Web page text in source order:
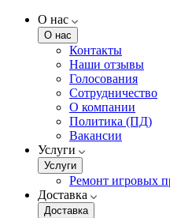
О нас
О нас
Контакты
Наши отзывы
Голосования
Сотрудничество
О компании
Политика (ПД)
Вакансии
Услуги
Услуги
Ремонт игровых
Доставка
Доставка